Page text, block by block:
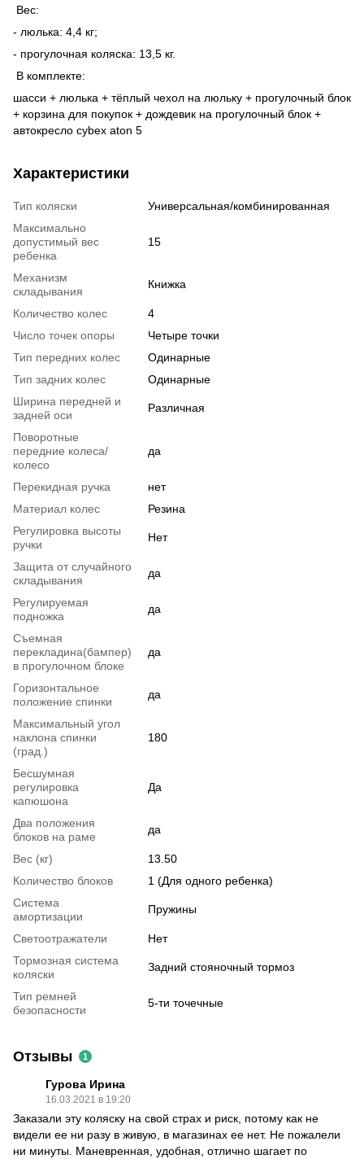
Вес:
- люлька: 4,4 кг;
- прогулочная коляска: 13,5 кг.
В комплекте:
шасси + люлька + тёплый чехол на люльку + прогулочный блок
+ корзина для покупок + дождевик на прогулочный блок +
автокресло cybex aton 5
Характеристики
Тип коляски
Универсальная/комбинированная
Максимально
допустимый вес
ребенка
15
Механизм
складывания
Книжка
Количество колес
4
Число точек опоры
Четыре точки
Тип передних колес
Одинарные
Тип задних колес
Одинарные
Ширина передней и
задней оси
Различная
Поворотные
передние колеса/
колесо
да
Перекидная ручка
нет
Материал колес
Резина
Регулировка высоты
ручки
Нет
Защита от случайного
складывания
да
Регулируемая
подножка
да
Съемная
перекладина(бампер)
в прогулочном блоке
да
Горизонтальное
положение спинки
да
Максимальный угол
наклона спинки
(град.)
180
Бесшумная
регулировка
капюшона
Да
Два положения
блоков на раме
да
Вес (кг)
13.50
Количество блоков
1 (Для одного ребенка)
Система
амортизации
Пружины
Светоотражатели
Нет
Тормозная система
коляски
Задний стояночный тормоз
Тип ремней
безопасности
5-ти точечные
Отзывы 1
Гурова Ирина
16.03.2021 в 19:20
Заказали эту коляску на свой страх и риск, потому как не
видели ее ни разу в живую, в магазинах ее нет. Не пожалели
ни минуты. Маневренная, удобная, отлично шагает по